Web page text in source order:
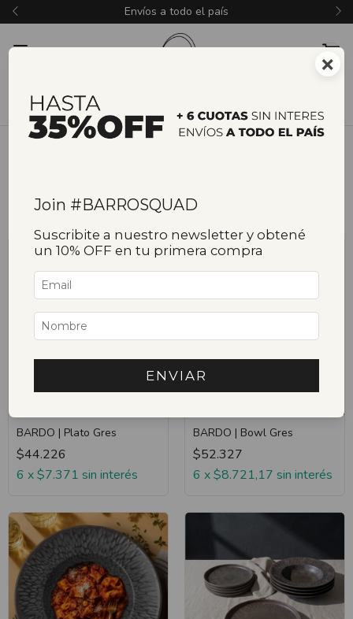
Envíos a todo el país
Ordenar
Filtrar
BARDO | Plato Gres
$44.226
6 x$7.371 sin interés
BARDO | Bowl Gres
$52.327
6 x$8.721,17 sin interés
×
Join #BARROSQUAD
Suscribite a nuestro newsletter y obtené
un 10% OFF en tu primera compra
ENVIAR